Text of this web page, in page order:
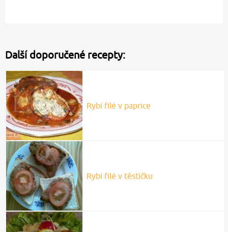
Další doporučené recepty:
Rybí filé v paprice
Rybí filé v těstíčku